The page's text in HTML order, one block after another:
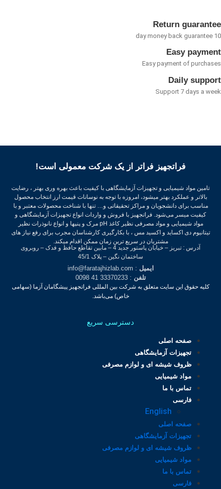
Return
Easy
Easy payment of
Daily
Support 7 days a
فراتجهیز فراتر از یک شرکت معمولی است!
تامین مواد شیمیایی و تجهیزات آزمایشگاهی با کیفیت باعث بهره وری بهتر ، رضایت
بالاتر و عملکرد بهتر میشود، امروزه با توجه به نوسانات قیمت ارز انتخاب محصول
مناسب برای دانشجویان و مراکز تحقیقاتی و… تنها با شناخت محصولات معتبر و با
کیفیت میسر می‌شود.فراتجهیز با فروش و واردات انواع تجهیزات آزمایشگاهی و
مواد شیمیایی و مواد مصرفی نظیر کاغذ pH مرک و پنپها و انواع نانوذرات نظیر
تیتانیوم دی اکساید و اکسید مس ، با بکارگیری کارشناسان مجرب برای رفع نیاز های
مشتریان در سریع ترین زمان ممکن اقدام میکند.
آدرس : تبریز – خیابان پاستور جدید 4 – مابین تقاطع حافظ و فدک – روبروی
ساختمان نگین – پلاک 45/1
ایمیل: info@faratajhizlab.com
تلفن: 33370233 41 0098
کلیه حقوق این سایت متعلق به شرکت بین المللی فراتجهیز پیشگامان آزما (سهامی
خاص) می‌باشد.
دسترسی سریع
صفحه اصلی
تجهیزات آزمایشگاهی
ظروف شیشه ای و لوازم مصرفی
مواد شیمیایی
تماس با ما
فارسی
English
صفحه اصلی
تجهیزات آزمایشگاهی
ظروف شیشه ای و لوازم مصرفی
مواد شیمیایی
تماس با ما
فارسی